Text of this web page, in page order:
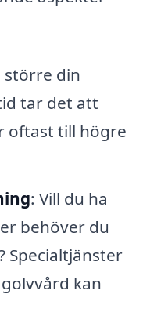
större din
tar det att
oftast till högre
: Vill du ha
behöver du
Specialtjänster
kan